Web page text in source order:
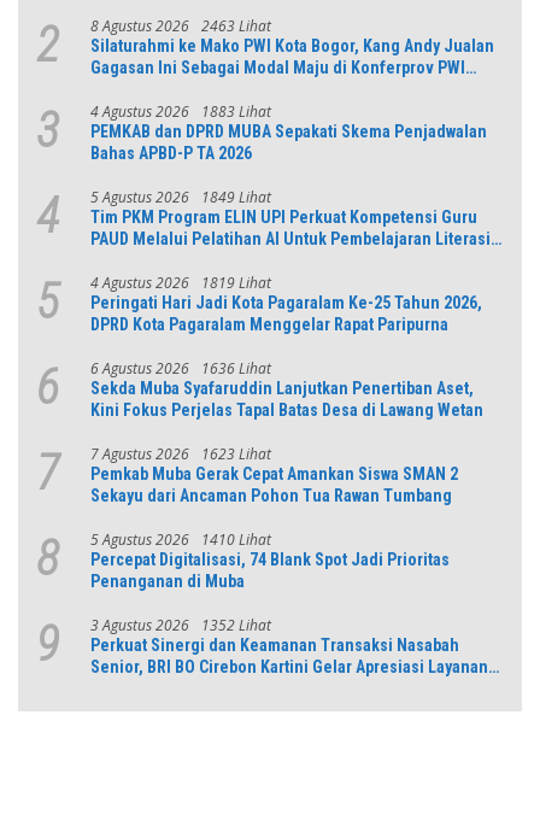
2 8 Agustus 2026 2463 Lihat
Silaturahmi ke Mako PWI Kota Bogor, Kang Andy Jualan
Gagasan Ini Sebagai Modal Maju di Konferprov PWI
3 4 Agustus 2026 1883 Lihat
PEMKAB dan DPRD MUBA Sepakati Skema Penjadwalan
Bahas APBD-P TA 2026
4 5 Agustus 2026 1849 Lihat
Tim PKM Program ELIN UPI Perkuat Kompetensi Guru
PAUD Melalui Pelatihan AI Untuk Pembelajaran Literasi
5 4 Agustus 2026 1819 Lihat
Peringati Hari Jadi Kota Pagaralam Ke-25 Tahun 2026,
DPRD Kota Pagaralam Menggelar Rapat Paripurna
6 6 Agustus 2026 1636 Lihat
Sekda Muba Syafaruddin Lanjutkan Penertiban Aset,
Kini Fokus Perjelas Tapal Batas Desa di Lawang Wetan
7 7 Agustus 2026 1623 Lihat
Pemkab Muba Gerak Cepat Amankan Siswa SMAN 2
Sekayu dari Ancaman Pohon Tua Rawan Tumbang
8 5 Agustus 2026 1410 Lihat
Percepat Digitalisasi, 74 Blank Spot Jadi Prioritas
Penanganan di Muba
9 3 Agustus 2026 1352 Lihat
Perkuat Sinergi dan Keamanan Transaksi Nasabah
Senior, BRI BO Cirebon Kartini Gelar Apresiasi Layanan